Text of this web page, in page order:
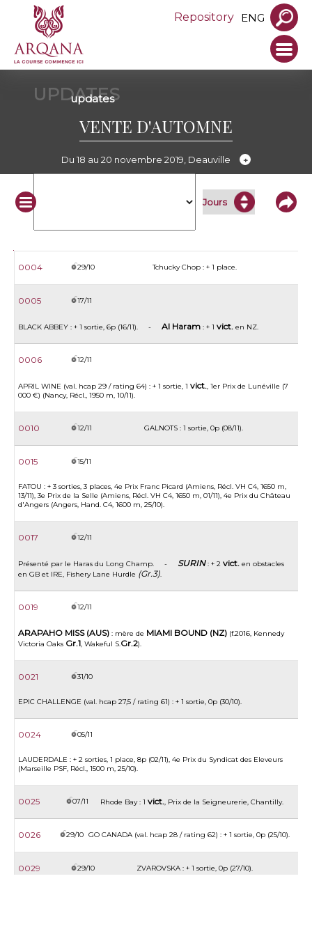
Repository ENG
UPDATES
updates
VENTE D'AUTOMNE
Du 18 au 20 novembre 2019, Deauville
N°DateUpdate
0004 29/10 Tchucky Chop : + 1 place.
0005 17/11
BLACK ABBEY : + 1 sortie, 6p (16/11). - Al Haram : + 1 vict. en NZ.
0006 12/11
APRIL WINE (val. hcap 29 / rating 64) : + 1 sortie, 1 vict., 1er Prix de Lunéville (7
000 €) (Nancy, Récl., 1950 m, 10/11).
0010 12/11 GALNOTS : 1 sortie, 0p (08/11).
0015 15/11
FATOU : + 3 sorties, 3 places, 4e Prix Franc Picard (Amiens, Récl. VH C4, 1650 m,
13/11), 3e Prix de la Selle (Amiens, Récl. VH C4, 1650 m, 01/11), 4e Prix du Château
d'Angers (Angers, Hand. C4, 1600 m, 25/10).
0017 12/11
Présenté par le Haras du Long Champ. - SURIN: + 2 vict. en obstacles
en GB et IRE, Fishery Lane Hurdle (Gr.3).
0019 12/11
ARAPAHO MISS (AUS) : mère de MIAMI BOUND (NZ) (f.2016, Kennedy
Victoria Oaks Gr.1, Wakeful S.Gr.2).
0021 31/10
EPIC CHALLENGE (val. hcap 27,5 / rating 61) : + 1 sortie, 0p (30/10).
0024 05/11
LAUDERDALE : + 2 sorties, 1 place, 8p (02/11), 4e Prix du Syndicat des Eleveurs
(Marseille PSF, Récl., 1500 m, 25/10).
0025 07/11 Rhode Bay : 1 vict., Prix de la Seigneurerie, Chantilly.
0026 29/10 GO CANADA (val. hcap 28 / rating 62) : + 1 sortie, 0p (25/10).
0029 29/10 ZVAROVSKA : + 1 sortie, 0p (27/10).